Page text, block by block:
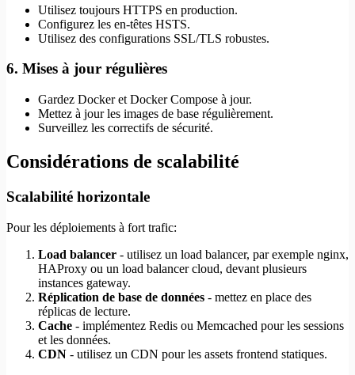
Utilisez toujours HTTPS en production.
Configurez les en-têtes HSTS.
Utilisez des configurations SSL/TLS robustes.
6. Mises à jour régulières
Gardez Docker et Docker Compose à jour.
Mettez à jour les images de base régulièrement.
Surveillez les correctifs de sécurité.
Considérations de scalabilité
Scalabilité horizontale
Pour les déploiements à fort trafic:
Load balancer - utilisez un load balancer, par exemple nginx,
HAProxy ou un load balancer cloud, devant plusieurs
instances gateway.
Réplication de base de données - mettez en place des
réplicas de lecture.
Cache - implémentez Redis ou Memcached pour les sessions
et les données.
CDN - utilisez un CDN pour les assets frontend statiques.